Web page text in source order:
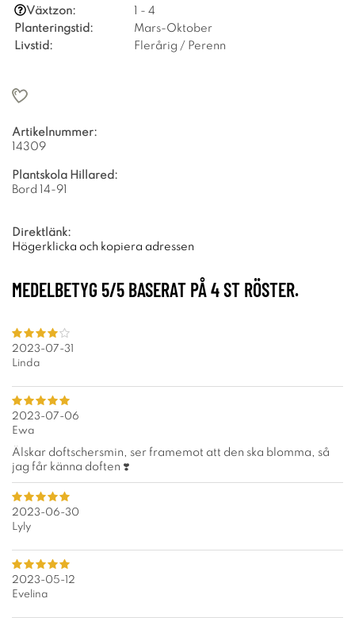
Växtzon:
1 - 4
Planteringstid:
Mars-Oktober
Livstid:
Flerårig / Perenn
Artikelnummer:
14309
Plantskola Hillared:
Bord 14-91
Direktlänk:
Högerklicka och kopiera adressen
MEDELBETYG 5/5 BASERAT PÅ4ST RÖSTER.
2023-07-31
Linda
2023-07-06
Ewa
Älskar doftschersmin, ser framemot att den ska blomma, så
jag får känna doften ❣️
2023-06-30
Lyly
2023-05-12
Evelina